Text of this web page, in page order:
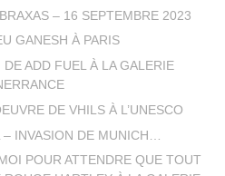
– 16 SEPTEMBRE 2023
GANESH À PARIS
ADD FUEL À LA GALERIE
DE VHILS À L’UNESCO
INVASION DE MUNICH…
POUR ATTENDRE QUE TOUT